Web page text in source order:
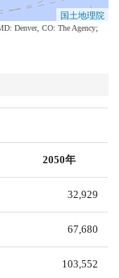
国土地理院
Denver, CO: The Agency;
2050年
32,929
67,680
103,552